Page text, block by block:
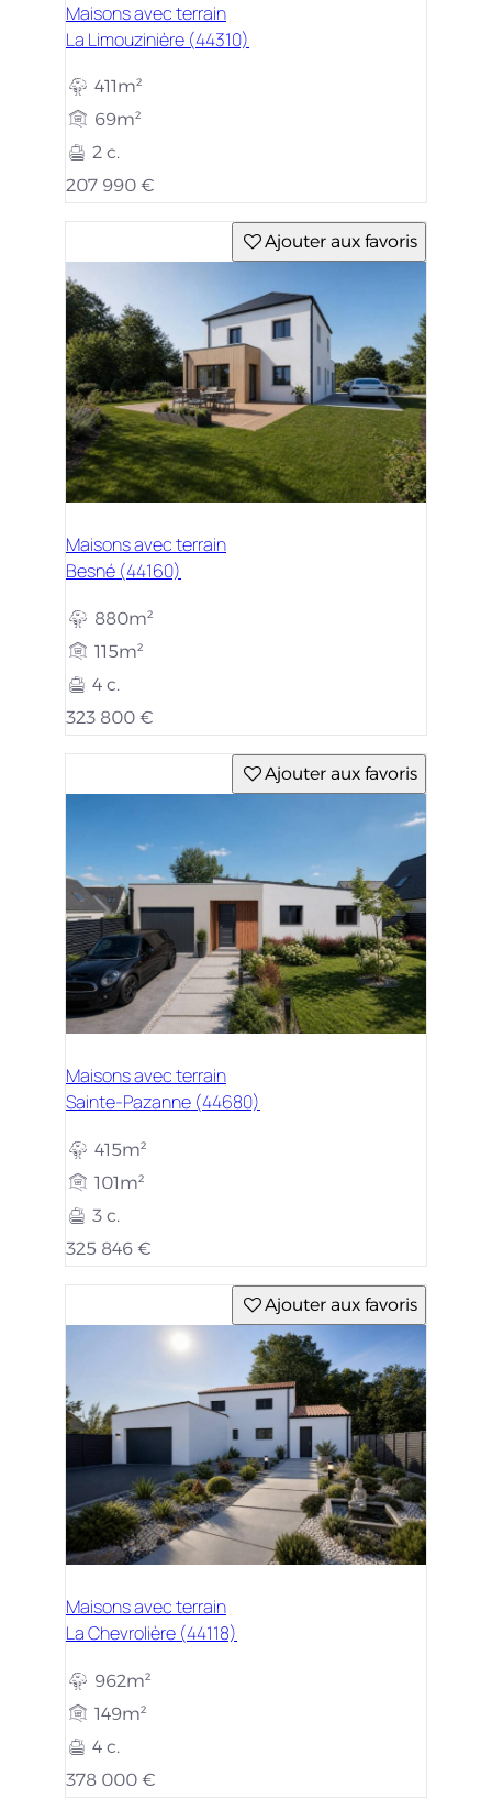
Maisons avec terrain
La Limouzinière (44310)
411m²
69m²
2 c.
207 990 €
Ajouter aux favoris
Maisons avec terrain
Besné (44160)
880m²
115m²
4 c.
323 800 €
Ajouter aux favoris
Maisons avec terrain
Sainte-Pazanne (44680)
415m²
101m²
3 c.
325 846 €
Ajouter aux favoris
Maisons avec terrain
La Chevrolière (44118)
962m²
149m²
4 c.
378 000 €